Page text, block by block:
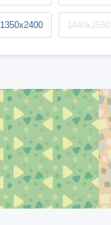
1350x2400 1440x2560